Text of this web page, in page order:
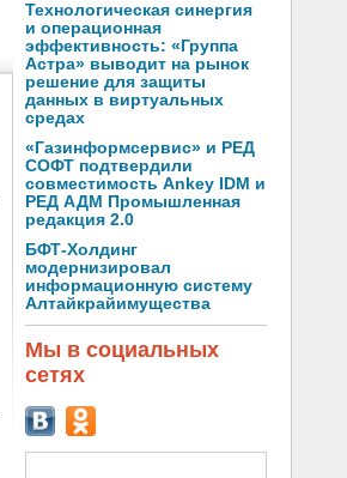
Технологическая синергия
и операционная
эффективность: «Группа
Астра» выводит на рынок
решение для защиты
данных в виртуальных
средах
«Газинформсервис» и РЕД
СОФТ подтвердили
совместимость Ankey IDM и
РЕД АДМ Промышленная
редакция 2.0
БФТ-Холдинг
модернизировал
информационную систему
Алтайкрайимущества
Мы в социальных
сетях